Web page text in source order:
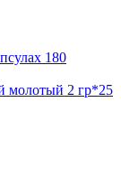
180
молотый 2 гр*25